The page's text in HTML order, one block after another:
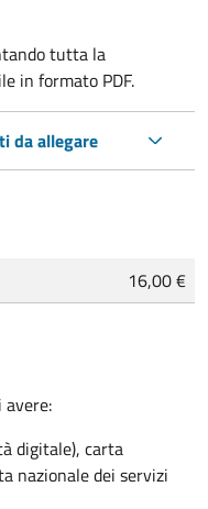
tutta la
in formato PDF.
da allegare
16,00 €
avere:
digitale), carta
nazionale dei servizi